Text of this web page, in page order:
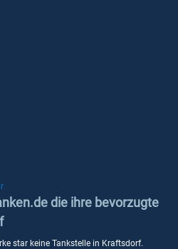
die ihre bevorzugte
star keine Tankstelle in Kraftsdorf.